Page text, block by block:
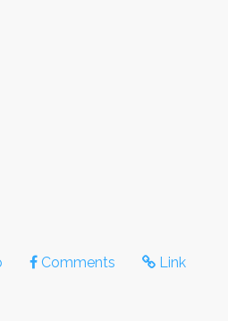
Comments Link